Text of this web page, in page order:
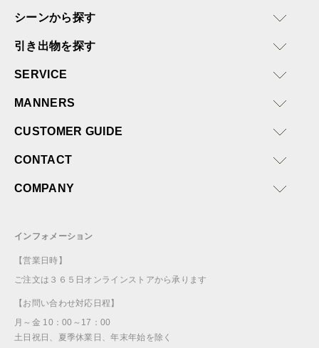
シーンから探す
引き出物を探す
SERVICE
MANNERS
CUSTOMER GUIDE
CONTACT
COMPANY
インフォメーション
【営業日時】
ご注文は３６５日オンラインストアから承ります
【お問い合わせ対応日程】
月～金 10：00～17：00
土日祝日、夏季休業日、年末年始を除く